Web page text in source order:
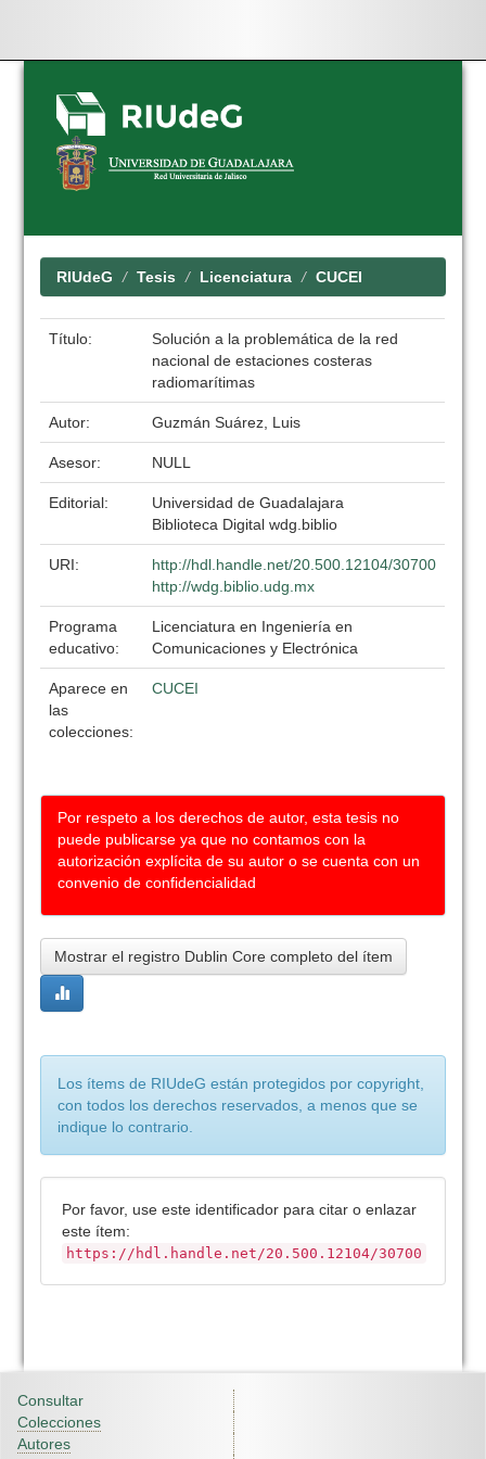
Skip
navigation
RIUdeG Tesis Licenciatura CUCEI
Título:
Solución a la problemática de la red
nacional de estaciones costeras
radiomarítimas
Autor: Guzmán Suárez, Luis
Asesor: NULL
Editorial:
Universidad de Guadalajara
Biblioteca Digital wdg.biblio
URI:
http://hdl.handle.net/20.500.12104/30700
http://wdg.biblio.udg.mx
Programa
educativo:
Licenciatura en Ingeniería en
Comunicaciones y Electrónica
Aparece en
las
colecciones:
CUCEI
Por respeto a los derechos de autor, esta tesis no
puede publicarse ya que no contamos con la
autorización explícita de su autor o se cuenta con un
convenio de confidencialidad
Mostrar el registro Dublin Core completo del ítem
Los ítems de RIUdeG están protegidos por copyright,
con todos los derechos reservados, a menos que se
indique lo contrario.
Por favor, use este identificador para citar o enlazar
este ítem:
https://hdl.handle.net/20.500.12104/30700
Consultar
Colecciones
Autores